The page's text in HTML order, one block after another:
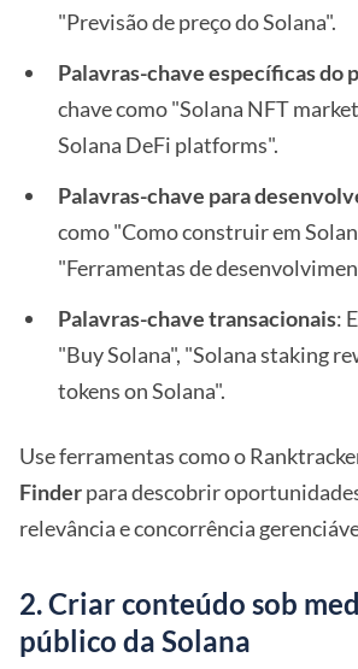
"Previsão de preço do Solana".
Palavras-chave específicas do
chave como "Solana NFT
Solana DeFi platforms".
Palavras-chave para
como "Como construir em
"Ferramentas de
Palavras-chave transacionais:
"Buy Solana", "Solana staking
tokens on Solana".
Use ferramentas como o
Finderpara descobrir
relevância e concorrência
2. Criar conteúdo sob
público da Solana